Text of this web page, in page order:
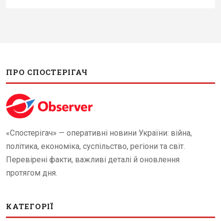
ПРО СПОСТЕРІГАЧ
«Спостерігач» — оперативні новини України: війна,
політика, економіка, суспільство, регіони та світ.
Перевірені факти, важливі деталі й оновлення
протягом дня.
КАТЕГОРІЇ